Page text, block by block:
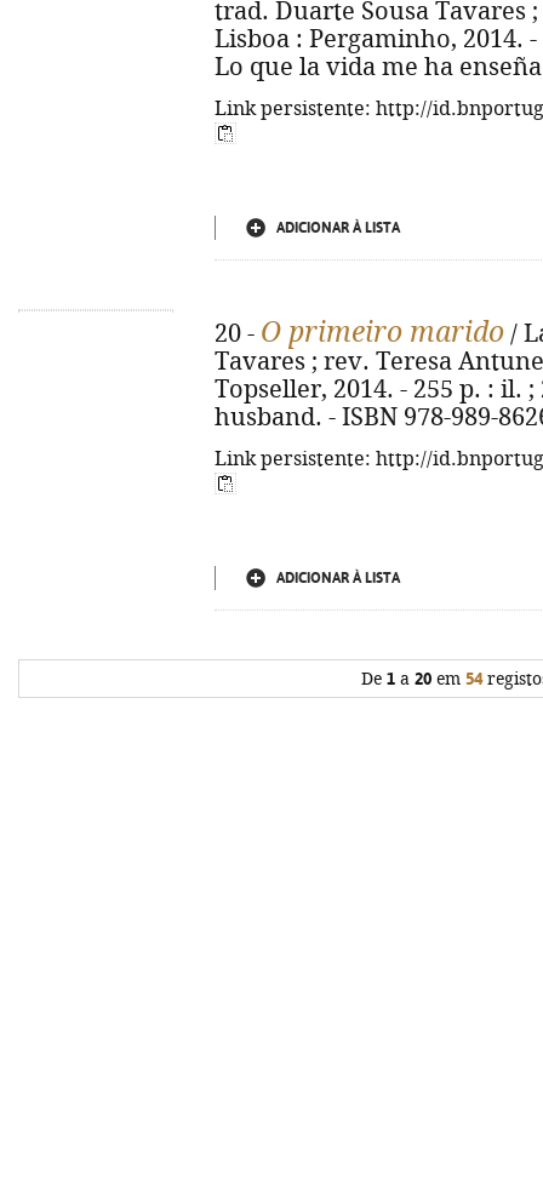
trad. Duarte Sousa Tavares
Lisboa : Pergaminho, 2014.
Lo que la vida me ha
Link persistente: http://
ADICIONAR À LISTA
20 - O primeiro marido /
Tavares ; rev. Teresa
Topseller, 2014. - 255 p. : il.
husband. - ISBN 978-989-
Link persistente: http://
ADICIONAR À LISTA
De 1a 20em 54